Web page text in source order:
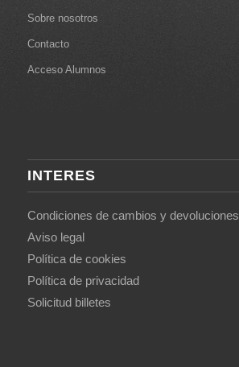
Sobre nosotros
Contacto
Acceso Alumnos
INTERES
Condiciones de cambios y devoluciones
Aviso legal
Política de cookies
Política de privacidad
Solicitud billetes